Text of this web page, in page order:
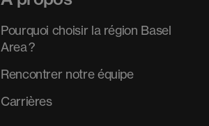
Pourquoi choisir la région Basel
Area ?
Rencontrer notre équipe
Carrières